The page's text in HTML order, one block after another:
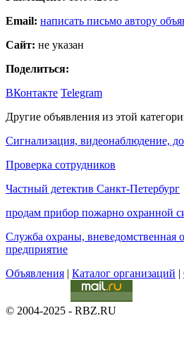
Email: написать письмо автору
Сайт: не указан
Поделиться:
ВКонтакте Telegram
Другие объявления из этой
Сигнализация, видеонаблюдение,
Проверка сотрудников
Частный детектив Санкт-Петербург
продам прибор пожарно охранной
Служба охраны, вневедомственная
предприятие
Объявления | Каталог организаций |
© 2004-2025 - RBZ.RU